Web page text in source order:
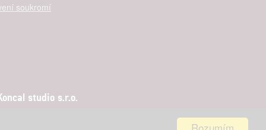
soukromí
studio s.r.o.